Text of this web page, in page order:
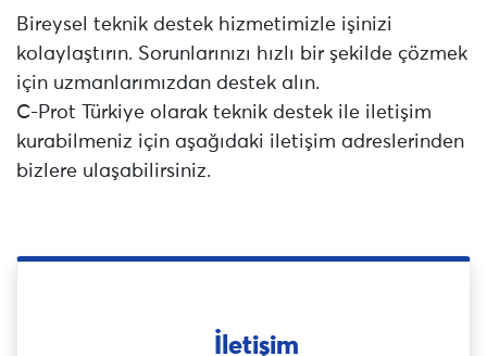
Bireysel teknik destek hizmetimizle işinizi
kolaylaştırın. Sorunlarınızı hızlı bir şekilde çözmek
için uzmanlarımızdan destek alın.
C-Prot Türkiye olarak teknik destek ile iletişim
kurabilmeniz için aşağıdaki iletişim adreslerinden
bizlere ulaşabilirsiniz.
İletişim